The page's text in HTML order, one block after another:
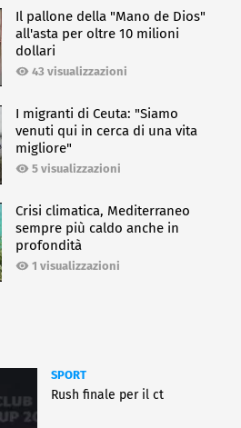
Il pallone della "Mano de Dios"
all'asta per oltre 10 milioni
dollari
43 visualizzazioni
I migranti di Ceuta: "Siamo
venuti qui in cerca di una vita
migliore"
5 visualizzazioni
Crisi climatica, Mediterraneo
sempre più caldo anche in
profondità
1 visualizzazioni
SPORT
Rush finale per il ct